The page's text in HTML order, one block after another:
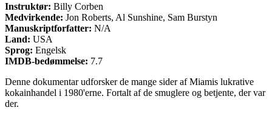
Instruktør: Billy Corben
Medvirkende: Jon Roberts, Al Sunshine, Sam Burstyn
Manuskriptforfatter: N/A
Land: USA
Sprog: Engelsk
IMDB-bedømmelse: 7.7
Denne dokumentar udforsker de mange sider af Miamis lukrative
kokainhandel i 1980'erne. Fortalt af de smuglere og betjente, der var
der.